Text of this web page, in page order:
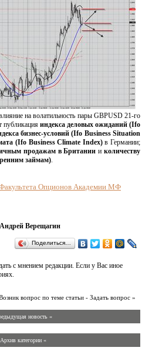
на волатильность пары GBPUSD 21-го
публикация индекса деловых ожиданий (Ifo
бизнес-условий (Ifo Business Situation
(Ifo Business Climate Index)в Германии;
продажам в Британии иколичеству
займам).
Опционов Академии МФ
Андрей Верещагин
Поделиться…
с мнением редакции. Если у Вас иное
вопрос по теме статьи - Задать вопрос »
новость «
категории «